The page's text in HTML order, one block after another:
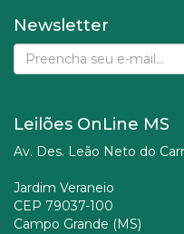
Newsletter
Leilões OnLine MS
Av. Des. Leão Neto do
Jardim Veraneio
CEP 79037-100
Campo Grande (MS)